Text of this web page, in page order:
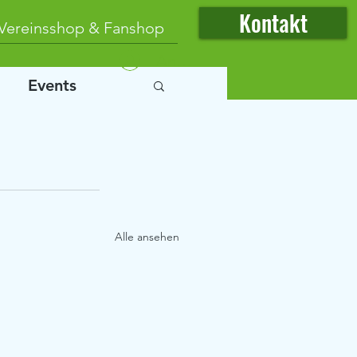
& Fanshop Kontakt
Events
Alle ansehen